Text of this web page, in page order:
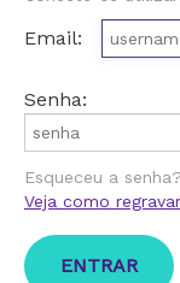
Email:
Senha:
Esqueceu a senha?
Veja como